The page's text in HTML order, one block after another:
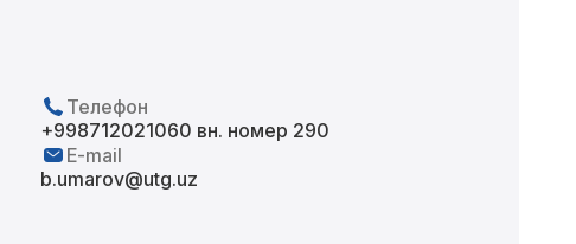
Телефон
+998712021060 вн. номер 290
E-mail
b.umarov@utg.uz